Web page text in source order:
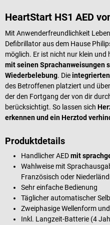
HeartStart HS1 AED
Mit Anwenderfreundlichkeit
Defibrillator aus dem Hause
möglich. Er ist nicht nur klein
mit seinen Sprachanweisungen
Wiederbelebung. Dieintegrierten
des Betroffenen platziert und
der den Fortgang der von dir
berücksichtigt. So lassen sich
erkennen und ein Herztod
Produktdetails
Handlicher AEDmit
Wahlweise mit
Französisch oder
Sehr einfache Bedienung
Täglicher automatischer
Zweiphasige Wellenform
Inkl. Langzeit-Batterie (4